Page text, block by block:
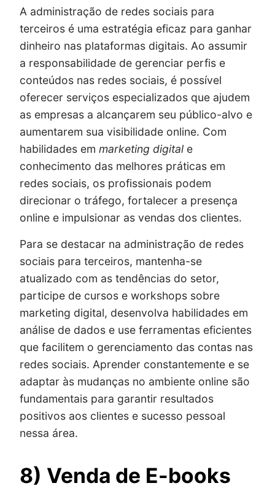
A administração de redes sociais para
terceiros é uma estratégia eficaz para ganhar
dinheiro nas plataformas digitais. Ao assumir
a responsabilidade de gerenciar perfis e
conteúdos nas redes sociais, é possível
oferecer serviços especializados que ajudem
as empresas a alcançarem seu público-alvo e
aumentarem sua visibilidade online. Com
habilidades emmarketing digital e
conhecimento das melhores práticas em
redes sociais, os profissionais podem
direcionar o tráfego, fortalecer a presença
online e impulsionar as vendas dos clientes.
Para se destacar na administração de redes
sociais para terceiros, mantenha-se
atualizado com as tendências do setor,
participe de cursos e workshops sobre
marketing digital, desenvolva habilidades em
análise de dados e use ferramentas eficientes
que facilitem o gerenciamento das contas nas
redes sociais. Aprender constantemente e se
adaptar às mudanças no ambiente online são
fundamentais para garantir resultados
positivos aos clientes e sucesso pessoal
nessa área.
8) Venda de E-books